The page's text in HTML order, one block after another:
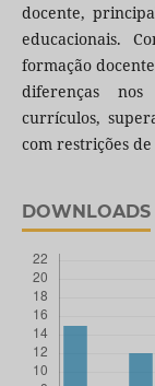
docente,
educacionais.
formação
diferenças nos
currículos,
com restrições
DOWNLOADS